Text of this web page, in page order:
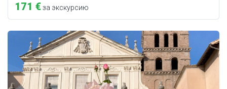
171 €за экскурсию